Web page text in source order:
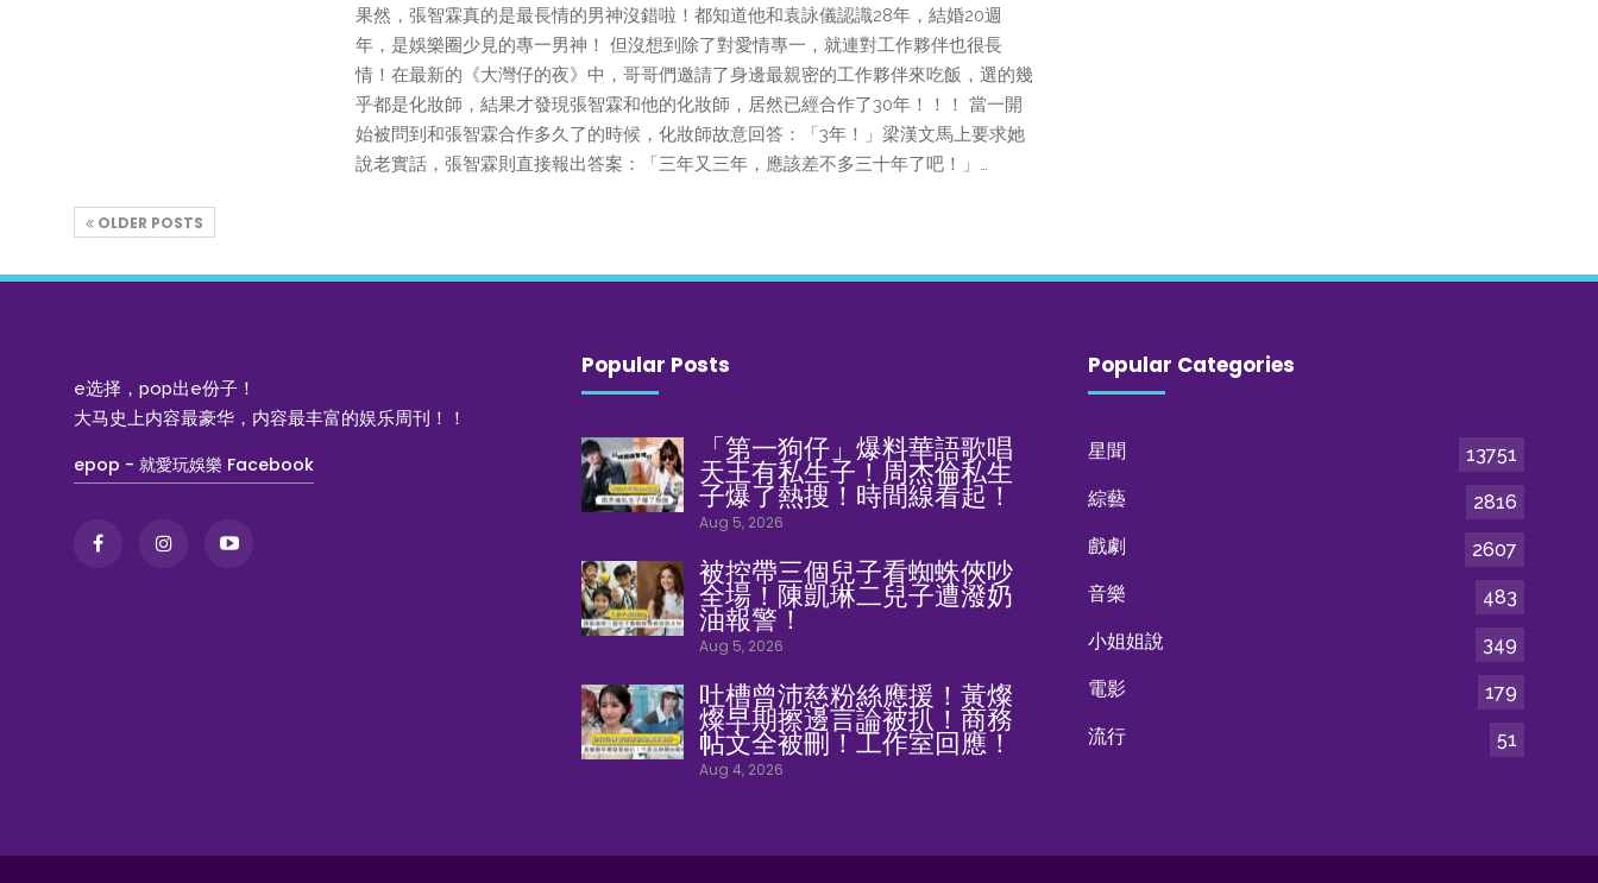
果然，張智霖真的是最長情的男神沒錯啦！都知道他和袁詠儀認識28年，結婚20週
年，是娛樂圈少見的專一男神！ 但沒想到除了對愛情專一，就連對工作夥伴也很長
情！在最新的《大灣仔的夜》中，哥哥們邀請了身邊最親密的工作夥伴來吃飯，選的幾
乎都是化妝師，結果才發現張智霖和他的化妝師，居然已經合作了30年！！！ 當一開
始被問到和張智霖合作多久了的時候，化妝師故意回答：「3年！」梁漢文馬上要求她
說老實話，張智霖則直接報出答案：「三年又三年，應該差不多三十年了吧！」…
OLDER POSTS
e选择，pop出e份子！
大马史上内容最豪华，内容最丰富的娱乐周刊！！
epop - 就愛玩娛樂 Facebook
Popular Posts
「第一狗仔」爆料華語歌唱
天王有私生子！周杰倫私生
子爆了熱搜！時間線看起！
Aug 5, 2026
被控帶三個兒子看蜘蛛俠吵
全場！陳凱琳二兒子遭潑奶
油報警！
Aug 5, 2026
吐槽曾沛慈粉絲應援！黃燦
燦早期擦邊言論被扒！商務
帖文全被刪！工作室回應！
Aug 4, 2026
Popular Categories
星聞
13751
綜藝
2816
戲劇
2607
音樂
483
小姐姐說
349
電影
179
流行
51